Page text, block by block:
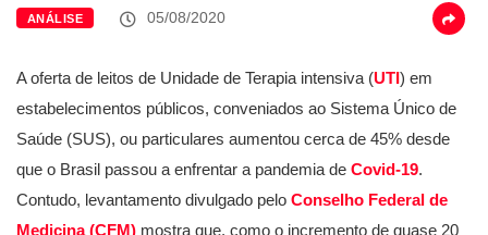
ANÁLISE 05/08/2020
A oferta de leitos de Unidade de Terapia intensiva (UTI) em
estabelecimentos públicos, conveniados ao Sistema Único de
Saúde (SUS), ou particulares aumentou cerca de 45% desde
que o Brasil passou a enfrentar a pandemia de Covid-19.
Contudo, levantamento divulgado pelo Conselho Federal de
Medicina (CFM) mostra que, como o incremento de quase 20